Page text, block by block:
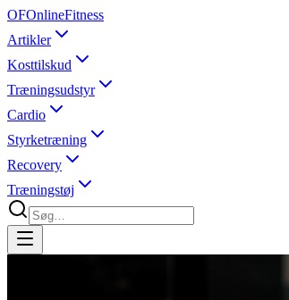
OFOnlineFitness
Artikler
Kosttilskud
Træningsudstyr
Cardio
Styrketræning
Recovery
Træningstøj